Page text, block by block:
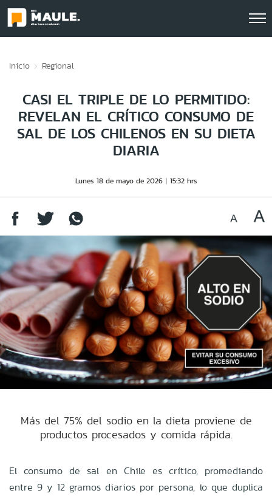
Inicio Regional
CASI EL TRIPLE DE LO PERMITIDO:
REVELAN EL CRÍTICO CONSUMO DE
SAL DE LOS CHILENOS EN SU DIETA
DIARIA
Lunes 18 de mayo de 2026 15:32 hrs
Más del 75% del sodio en la dieta proviene de
productos procesados y comida rápida.
El consumo de sal en Chile es crítico, promediando
entre 9 y 12 gramos diarios por persona, lo que duplica